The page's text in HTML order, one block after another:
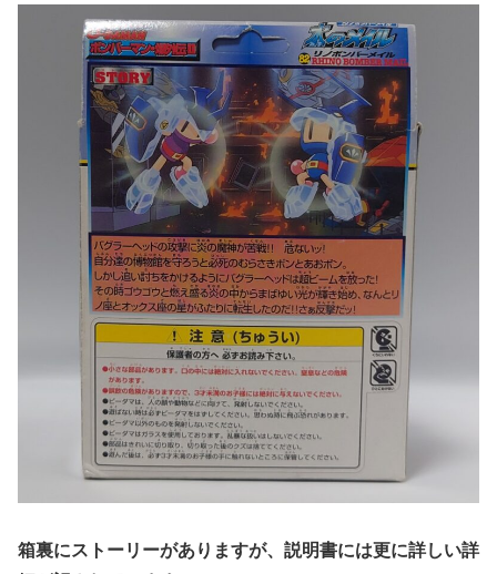
箱裏にストーリーがありますが、説明書には更に詳しい詳